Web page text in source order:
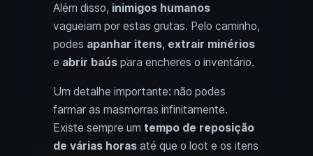
Além disso, inimigos humanos
vagueiam por estas grutas. Pelo caminho,
podes apanhar itens, extrair minérios
e abrir baús para encheres o inventário.
Um detalhe importante: não podes
farmar as masmorras infinitamente.
Existe sempre um tempo de reposição
de várias horas até que o loot e os itens